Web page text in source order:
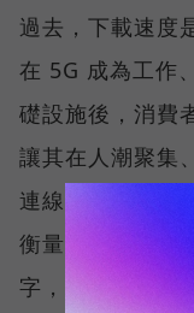
過去，下載速度
在 5G 成為工作
礎設施後，消費
讓其在人潮聚集
連線，即無法轉
衡量「好網路」
字，轉向任何時